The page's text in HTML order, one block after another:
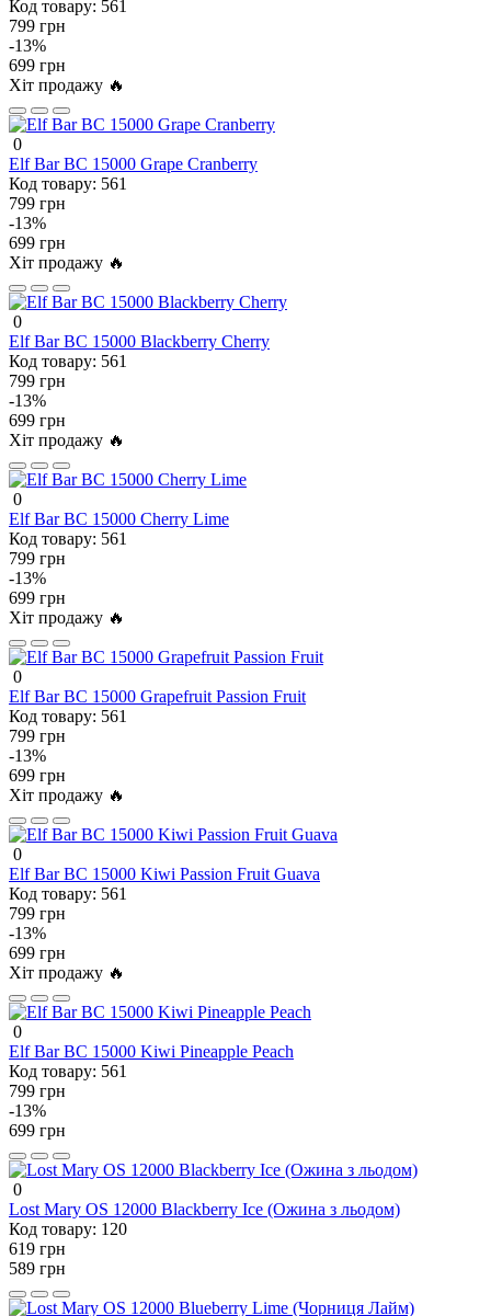
Код товару: 561
799 грн
-13%
699 грн
Хіт продажу 🔥
0
Elf Bar BC 15000 Grape Cranberry
Код товару: 561
799 грн
-13%
699 грн
Хіт продажу 🔥
0
Elf Bar BC 15000 Blackberry Cherry
Код товару: 561
799 грн
-13%
699 грн
Хіт продажу 🔥
0
Elf Bar BC 15000 Cherry Lime
Код товару: 561
799 грн
-13%
699 грн
Хіт продажу 🔥
0
Elf Bar BC 15000 Grapefruit Passion Fruit
Код товару: 561
799 грн
-13%
699 грн
Хіт продажу 🔥
0
Elf Bar BC 15000 Kiwi Passion Fruit Guava
Код товару: 561
799 грн
-13%
699 грн
Хіт продажу 🔥
0
Elf Bar BC 15000 Kiwi Pineapple Peach
Код товару: 561
799 грн
-13%
699 грн
0
Lost Mary OS 12000 Blackberry Ice (Ожина з льодом)
Код товару: 120
619 грн
589 грн